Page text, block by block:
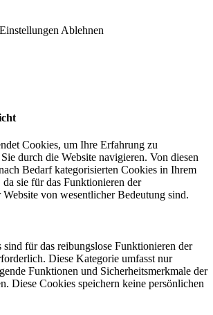
Ablehnen
Cookies, um Ihre Erfahrung zu
durch die Website navigieren. Von diesen
Bedarf kategorisierten Cookies in Ihrem
sie für das Funktionieren der
von wesentlicher Bedeutung sind.
für das reibungslose Funktionieren der
Diese Kategorie umfasst nur
Funktionen und Sicherheitsmerkmale der
Diese Cookies speichern keine persönlichen